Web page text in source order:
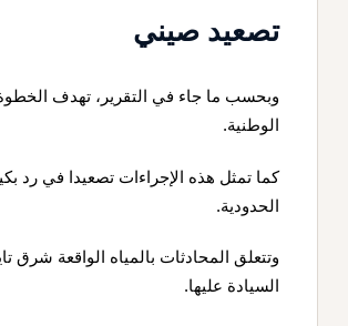
تصعيد صيني
وبحسب ما جاء في التقرير، تهدف الخطوة
الوطنية.
كما تمثل هذه الإجراءات تصعيدا في رد
الحدودية.
وتتعلق المحادثات بالمياه الواقعة شرق
السيادة عليها.